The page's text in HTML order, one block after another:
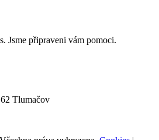
Jsme připraveni vám pomoci.
Tlumačov